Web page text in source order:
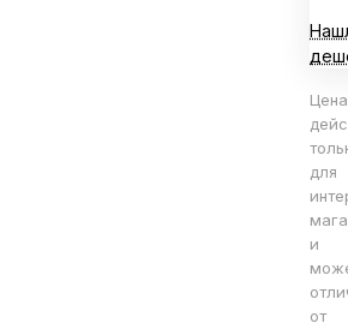
Цена
для
и
от